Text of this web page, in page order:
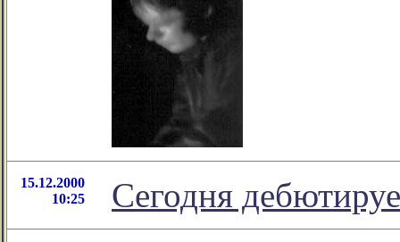
15.12.2000
10:25
Сегодня